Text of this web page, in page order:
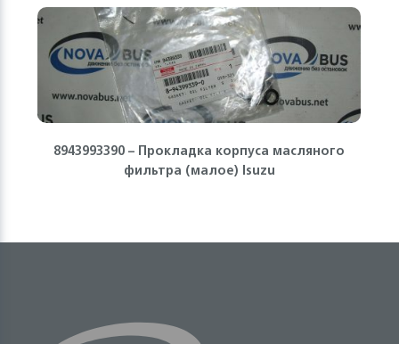
8943993390 – Прокладка корпуса масляного
фильтра (малое) Isuzu